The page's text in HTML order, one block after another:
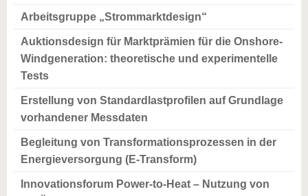
Arbeitsgruppe „Strommarktdesign“
Auktionsdesign für Marktprämien für die Onshore-
Windgeneration: theoretische und experimentelle
Tests
Erstellung von Standardlastprofilen auf Grundlage
vorhandener Messdaten
Begleitung von Transformationsprozessen in der
Energieversorgung (E-Transform)
Innovationsforum Power-to-Heat – Nutzung von